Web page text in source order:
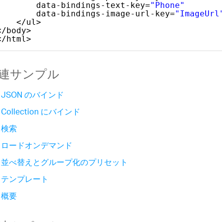
data-bindings-text-key="Phone"
data-bindings-image-url-key=
</ul>
body>
html>
サンプル
JSON のバインド
Collection にバインド
検索
ロードオンデマンド
並べ替えとグループ化のプリセット
テンプレート
概要